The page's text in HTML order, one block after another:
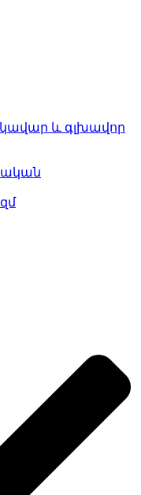
և գլխավոր